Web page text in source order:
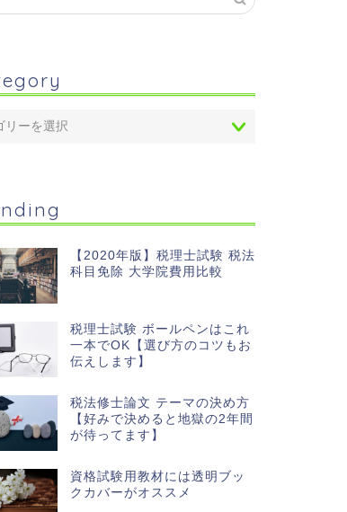
【2020年版】税理士試験 税法
科目免除 大学院費用比較
税理士試験 ボールペンはこれ
一本でOK【選び方のコツもお
伝えします】
税法修士論文 テーマの決め方
【好みで決めると地獄の2年間
が待ってます】
資格試験用教材には透明ブッ
クカバーがオススメ